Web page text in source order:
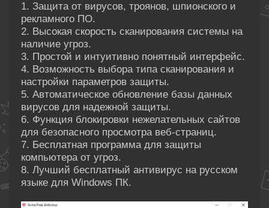
1. Защита от вирусов, троянов, шпионского и
рекламного ПО.
2. Высокая скорость сканирования системы на
наличие угроз.
3. Простой и интуитивно понятный интерфейс.
4. Возможность выбора типа сканирования и
настройки параметров защиты.
5. Автоматическое обновление базы данных
вирусов для надежной защиты.
6. Функция блокировки нежелательных сайтов
для безопасного просмотра веб-страниц.
7. Бесплатная программа для защиты
компьютера от угроз.
8. Лучший бесплатный антивирус на русском
языке для Windows ПК.